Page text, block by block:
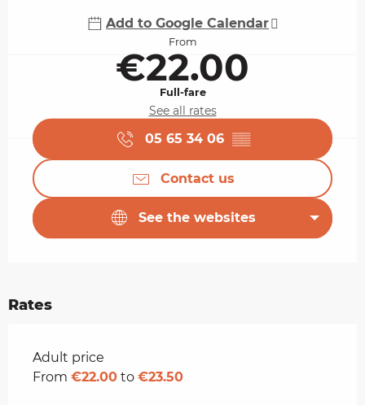
Add to Google Calendar
From
€22.00
Full-fare
See all rates
05 65 34 06 ▒▒
Contact us
See the websites
Rates
Rates 2026
Adult price
From €22.00 to €23.50